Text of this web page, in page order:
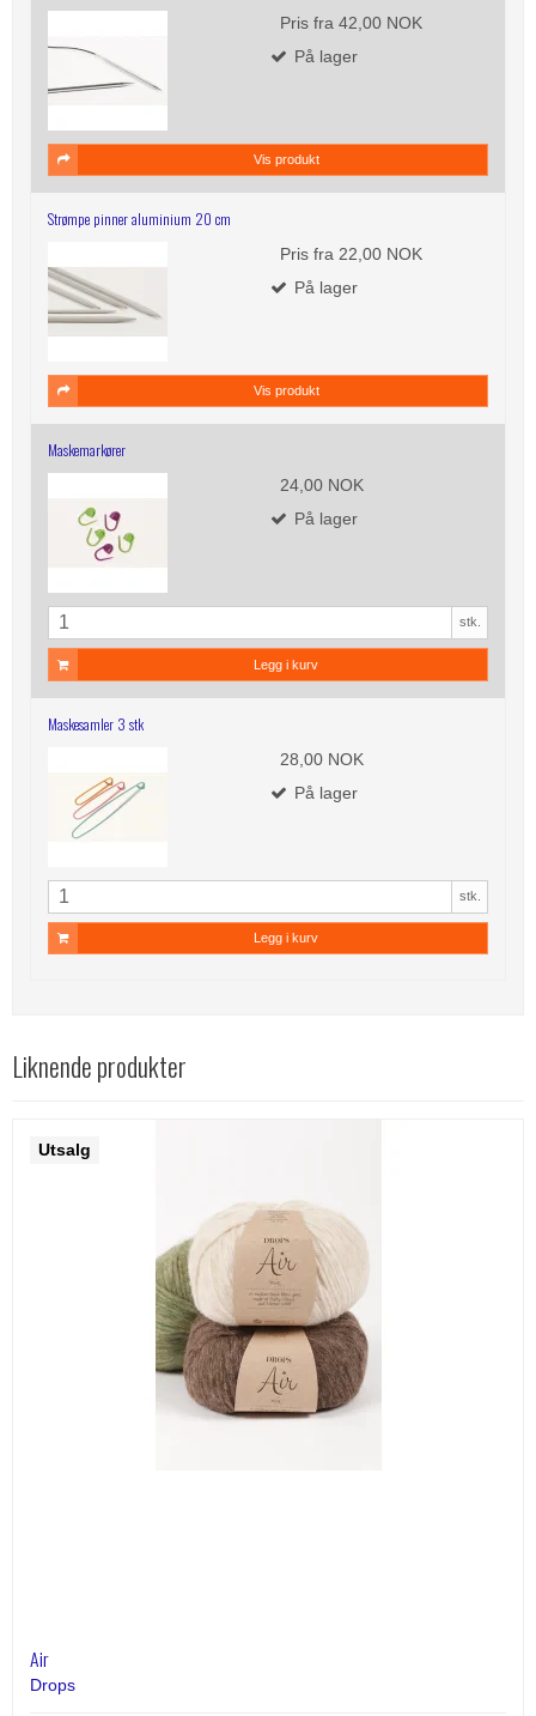
Pris fra 42,00 NOK
På lager
Vis produkt
Strømpe pinner aluminium 20 cm
Pris fra 22,00 NOK
På lager
Vis produkt
Maskemarkører
24,00 NOK
På lager
stk.
Legg i kurv
Maskesamler 3 stk
28,00 NOK
På lager
stk.
Legg i kurv
Liknende produkter
Utsalg
Air
Drops